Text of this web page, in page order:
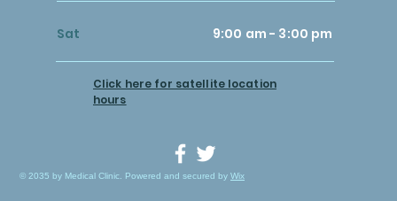
Sat 9:00 am - 3:00 pm
Click here for satellite location
hours
© 2035 by Medical Clinic. Powered and secured by Wix